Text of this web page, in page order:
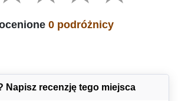
0 podróżnicy
Napisz recenzję tego miejsca